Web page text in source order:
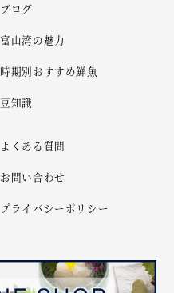
ブログ
富山湾の魅力
時期別おすすめ鮮魚
豆知識
よくある質問
お問い合わせ
プライバシーポリシー